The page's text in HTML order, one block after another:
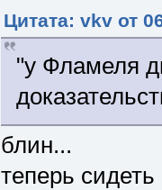
Цитата: vkv от
"у Фламеля
блин...
теперь